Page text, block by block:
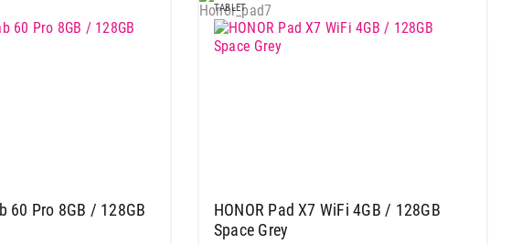
60 Pro 8GB / 128GB
TABLET
HONOR Pad X7 WiFi 4GB / 128GB
Space Grey